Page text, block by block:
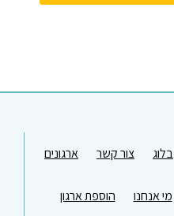
בלוג צור קשר ארגונים
מי אנחנו הוספת ארגון